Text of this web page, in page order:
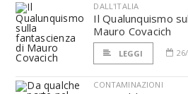
DALL'ITALIA
Il Qualunquismo
Mauro Covacich
LEGGI
CONTAMINAZIONI